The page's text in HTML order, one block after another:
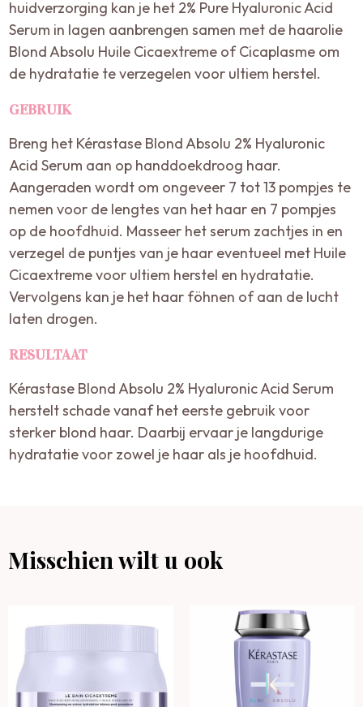
huidverzorging kan je het 2% Pure Hyaluronic Acid
Serum in lagen aanbrengen samen met de haarolie
Blond Absolu Huile Cicaextreme of Cicaplasme om
de hydratatie te verzegelen voor ultiem herstel.
GEBRUIK
Breng het Kérastase Blond Absolu 2% Hyaluronic
Acid Serum aan op handdoekdroog haar.
Aangeraden wordt om ongeveer 7 tot 13 pompjes te
nemen voor de lengtes van het haar en 7 pompjes
op de hoofdhuid. Masseer het serum zachtjes in en
verzegel de puntjes van je haar eventueel met Huile
Cicaextreme voor ultiem herstel en hydratatie.
Vervolgens kan je het haar föhnen of aan de lucht
laten drogen.
RESULTAAT
Kérastase Blond Absolu 2% Hyaluronic Acid Serum
herstelt schade vanaf het eerste gebruik voor
sterker blond haar. Daarbij ervaar je langdurige
hydratatie voor zowel je haar als je hoofdhuid.
Misschien wilt u ook